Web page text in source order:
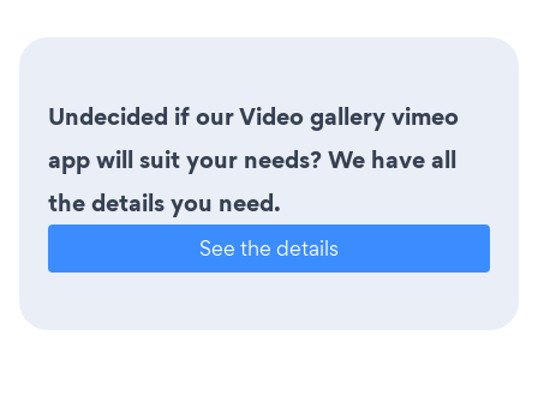
Undecided if our Video gallery vimeo
app will suit your needs? We have all
the details you need.
See the details